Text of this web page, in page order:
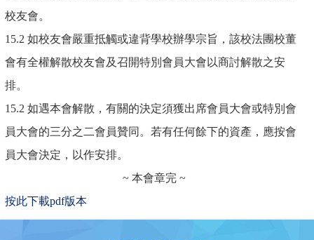
校友會。
15.2 如校友會嚴重抵觸或違背學校辦學宗旨，該校法團校董
會有全權解散校友會及召開特別會員大會以商討解散之安
排。
15.2 如遇本會解散，有關的決定須獲出席會員大會或特別會
員大會的三分之二會員贊同。若有任何餘下的資產，應按會
員大會決定，以作安排。
~ 本會章完 ~
按此下載pdf版本